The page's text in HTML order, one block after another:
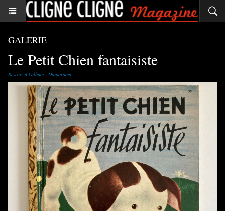
GALERIE
Le Petit Chien fantaisiste
Revenir à l'album | Diaporama